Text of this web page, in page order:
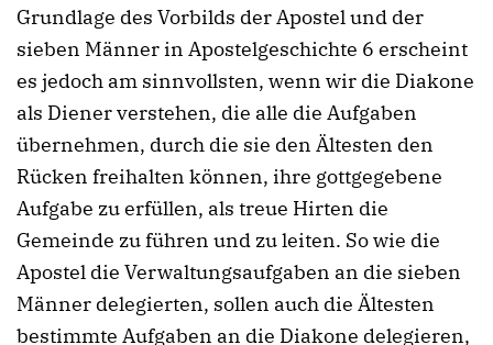
Grundlage des Vorbilds der Apostel und der
sieben Männer in Apostelgeschichte 6 erscheint
es jedoch am sinnvollsten, wenn wir die Diakone
als Diener verstehen, die alle die Aufgaben
übernehmen, durch die sie den Ältesten den
Rücken freihalten können, ihre gottgegebene
Aufgabe zu erfüllen, als treue Hirten die
Gemeinde zu führen und zu leiten. So wie die
Apostel die Verwaltungsaufgaben an die sieben
Männer delegierten, sollen auch die Ältesten
bestimmte Aufgaben an die Diakone delegieren,